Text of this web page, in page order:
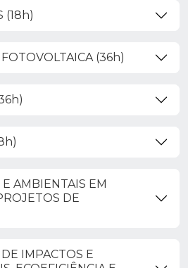
(18h)
(36h)
AMBIENTAIS EM
DE
IMPACTOS E